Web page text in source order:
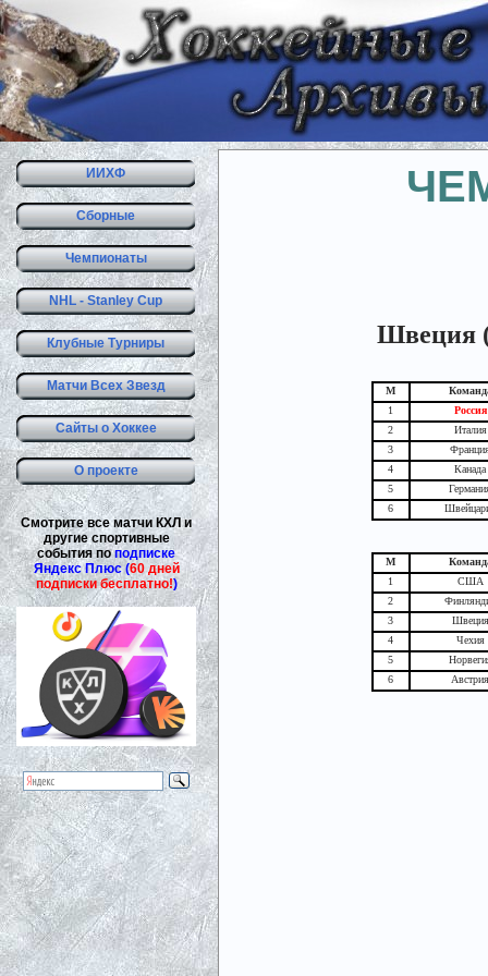
ИИХФ
Сборные
Чемпионаты
NHL - Stanley Cup
Клубные Турниры
Матчи Всех Звезд
Сайты о Хоккее
О проекте
Смотрите все матчи КХЛ и
другие спортивные
события поподписке
Яндекс Плюс (60 дней
подписки бесплатно!)
Швеция
М
1
Россия
2
Италия
3
4
Канада
5
6
М
1
США
2
3
Швеция
4
Чехия
5
6
Австрия